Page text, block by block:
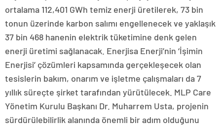
ortalama 112,401 GWh temiz enerji üretilerek, 73 bin
tonun üzerinde karbon salımı engellenecek ve yaklaşık
37 bin 468 hanenin elektrik tüketimine denk gelen
enerji üretimi sağlanacak. Enerjisa Enerji’nin ‘İşimin
Enerjisi’ çözümleri kapsamında gerçekleşecek olan
tesislerin bakım, onarım ve işletme çalışmaları da 7
yıllık süreçte şirket tarafından yürütülecek. MLP Care
Yönetim Kurulu Başkanı Dr. Muharrem Usta, projenin
sürdürülebilirlik alanında önemli bir adım olduğunu